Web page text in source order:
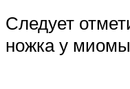
Следует
ножка у